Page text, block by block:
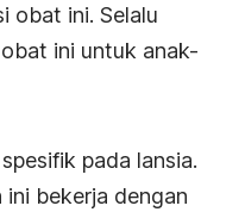
obat ini. Selalu
ini untuk anak-
pada lansia.
bekerja dengan